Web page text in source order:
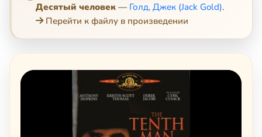
Десятый человек — Голд, Джек (Jack Gold).
Перейти к файлу в произведении